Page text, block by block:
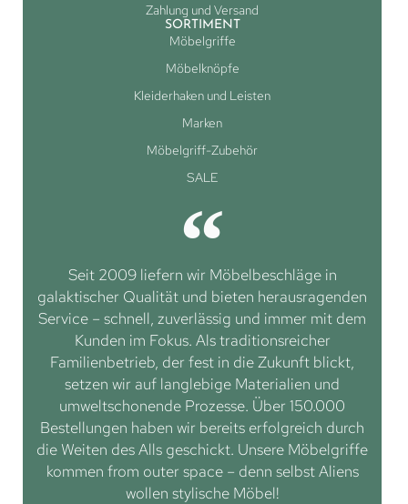
Zahlung und Versand
SORTIMENT
Möbelgriffe
Möbelknöpfe
Kleiderhaken und Leisten
Marken
Möbelgriff-Zubehör
SALE
Seit 2009 liefern wir Möbelbeschläge in
galaktischer Qualität und bieten herausragenden
Service – schnell, zuverlässig und immer mit dem
Kunden im Fokus. Als traditionsreicher
Familienbetrieb, der fest in die Zukunft blickt,
setzen wir auf langlebige Materialien und
umweltschonende Prozesse. Über 150.000
Bestellungen haben wir bereits erfolgreich durch
die Weiten des Alls geschickt. Unsere Möbelgriffe
kommen from outer space – denn selbst Aliens
wollen stylische Möbel!